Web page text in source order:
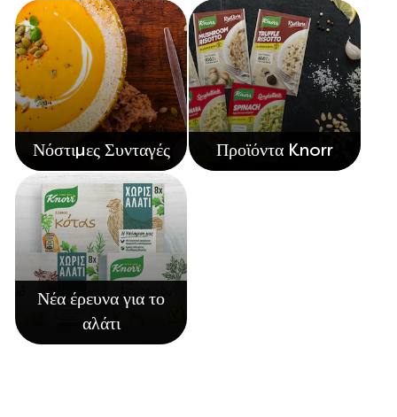
Συνταγές από την Μαργαρίτα Νικολαΐδη
Νόστιμες Συνταγές Προϊόντα Knorr
Νέα έρευνα για το
αλάτι